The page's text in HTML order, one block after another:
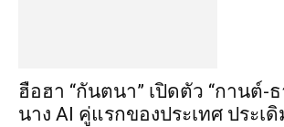
ฮือฮา “กันตนา” เปิดตัว “กานต์-ธ
นาง AI คู่แรกของประเทศ ประเ